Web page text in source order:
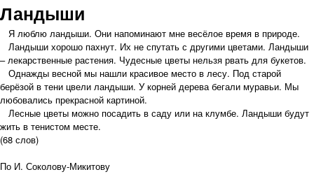
Ландыши
Я люблю ландыши. Они напоминают мне весёлое время в природе.
Ландыши хорошо пахнут. Их не спутать с другими цветами. Ландыши
– лекарственные растения. Чудесные цветы нельзя рвать для букетов.
Однажды весной мы нашли красивое место в лесу. Под старой
берёзой в тени цвели ландыши. У корней дерева бегали муравьи. Мы
любовались прекрасной картиной.
Лесные цветы можно посадить в саду или на клумбе. Ландыши будут
жить в тенистом месте.
(68 слов)
По И. Соколову-Микитову